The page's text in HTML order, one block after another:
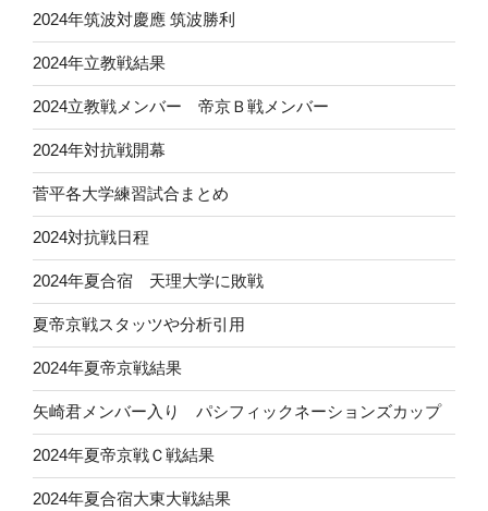
2024年筑波対慶應 筑波勝利
2024年立教戦結果
2024立教戦メンバー 帝京Ｂ戦メンバー
2024年対抗戦開幕
菅平各大学練習試合まとめ
2024対抗戦日程
2024年夏合宿 天理大学に敗戦
夏帝京戦スタッツや分析引用
2024年夏帝京戦結果
矢崎君メンバー入り パシフィックネーションズカップ
2024年夏帝京戦Ｃ戦結果
2024年夏合宿大東大戦結果